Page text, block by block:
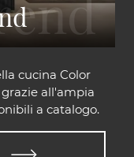
cucina Color
all'ampia
a catalogo.